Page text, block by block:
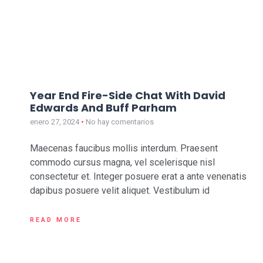
Year End Fire-Side Chat With David
Edwards And Buff Parham
enero 27, 2024 No hay comentarios
Maecenas faucibus mollis interdum. Praesent
commodo cursus magna, vel scelerisque nisl
consectetur et. Integer posuere erat a ante venenatis
dapibus posuere velit aliquet. Vestibulum id
READ MORE